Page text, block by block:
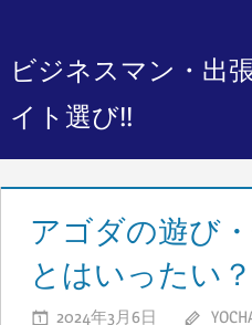
テ
ン
ビジネスマン・出
イト選び!!
アゴダの遊び
とはいったい
2024年3月6日